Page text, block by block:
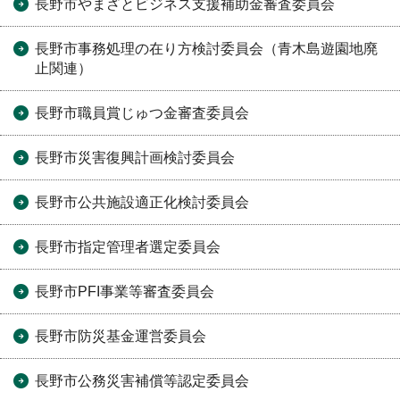
長野市やまざとビジネス支援補助金審査委員会
長野市事務処理の在り方検討委員会（青木島遊園地廃
止関連）
長野市職員賞じゅつ金審査委員会
長野市災害復興計画検討委員会
長野市公共施設適正化検討委員会
長野市指定管理者選定委員会
長野市PFI事業等審査委員会
長野市防災基金運営委員会
長野市公務災害補償等認定委員会